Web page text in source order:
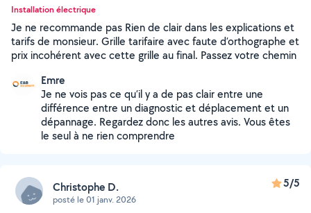
Installation électrique
Je ne recommande pas Rien de clair dans les explications et
tarifs de monsieur. Grille tarifaire avec faute d’orthographe et
prix incohérent avec cette grille au final. Passez votre chemin
Emre
Je ne vois pas ce qu’il y a de pas clair entre une
différence entre un diagnostic et déplacement et un
dépannage. Regardez donc les autres avis. Vous êtes
le seul à ne rien comprendre
Christophe D.
posté le 01 janv. 2026
5/5